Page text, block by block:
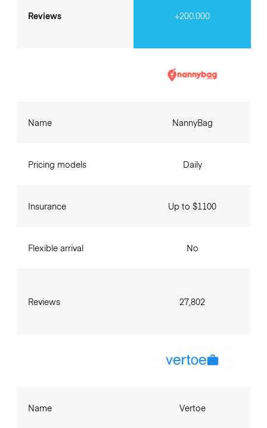
Reviews +200.000
Name
Pricing models
Insurance
Flexible arrival
Reviews
NannyBag
Daily
Up to $1100
No
27,802
Name Vertoe